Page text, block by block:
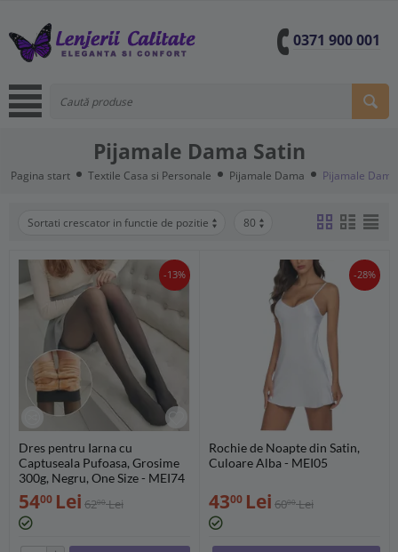
0371 900 001
Pijamale Dama Satin
Pagina start Textile Casa si Personale Pijamale Dama Pijamale
Sortati crescator in functie de pozitie 80
-13%
Dres pentru Iarna cu
Captuseala Pufoasa, Grosime
300g, Negru, One Size - MEI74
5400 Lei 6200 Lei
-28%
Rochie de Noapte din Satin,
Culoare Alba - MEI05
4300 Lei 6000 Lei